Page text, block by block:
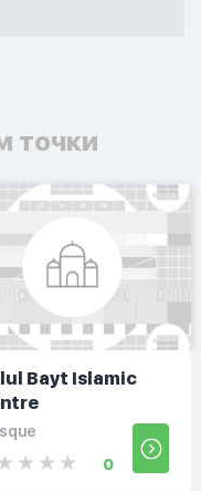
точки
Bayt Islamic
0